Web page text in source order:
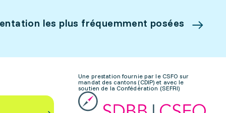
les plus fréquemment posées
Une prestation fournie par le CSFO sur
mandat des cantons (CDIP) et avec le
soutien de la Confédération (SEFRI)